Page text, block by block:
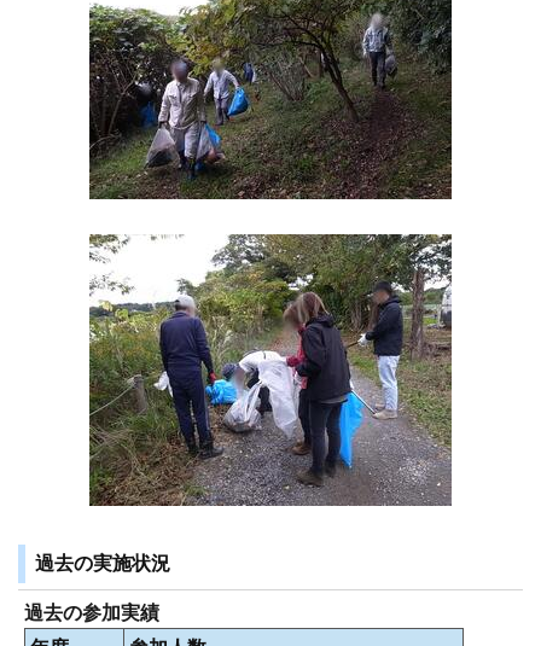
過去の実施状況
過去の参加実績